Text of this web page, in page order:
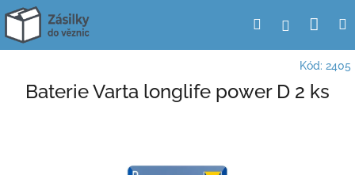
Přejít
obsah
HledatPřihlášení
Kód: 2405
Baterie Varta longlife power D 2 ks